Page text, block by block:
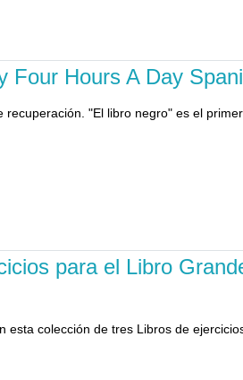
Four Hours A Day
"El libro negro" es el
para el Libro
colección de tres Libros de